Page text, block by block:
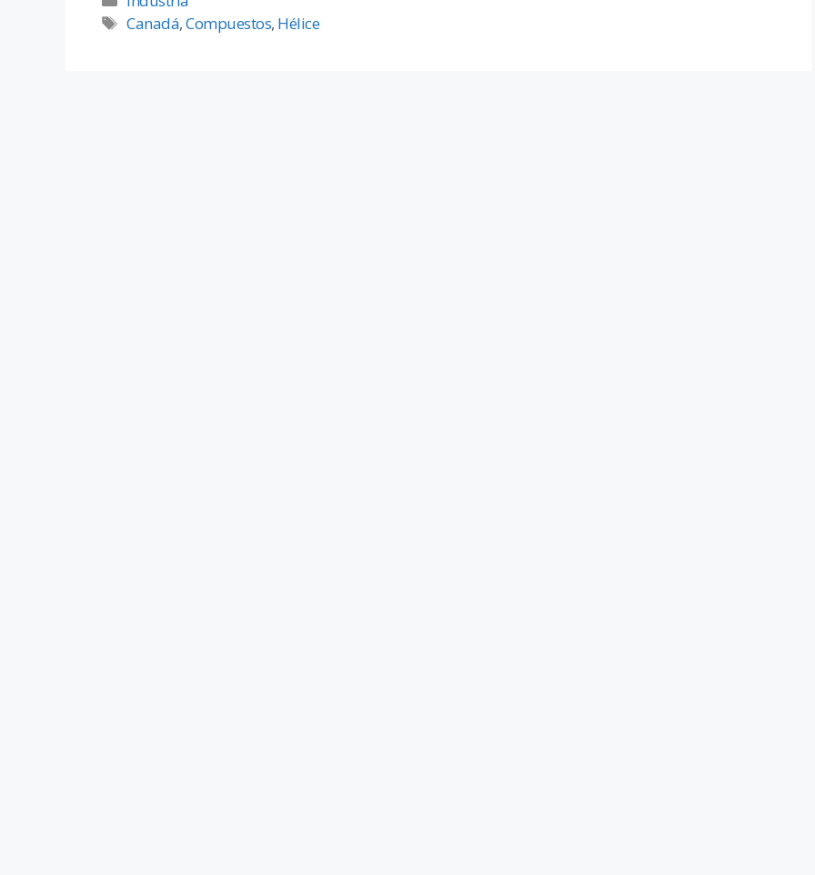
Canadá,Compuestos, Hélice